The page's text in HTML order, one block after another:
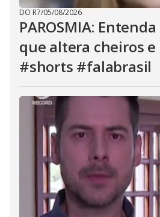
DO R7/05/08/2026
PAROSMIA:
que altera cheiros e
#shorts #falabrasil